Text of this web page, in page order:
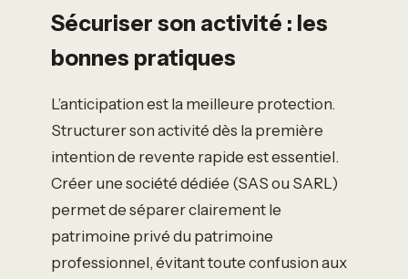
Sécuriser son activité : les
bonnes pratiques
L’anticipation est la meilleure protection.
Structurer son activité dès la première
intention de revente rapide est essentiel.
Créer une société dédiée (SAS ou SARL)
permet de séparer clairement le
patrimoine privé du patrimoine
professionnel, évitant toute confusion aux